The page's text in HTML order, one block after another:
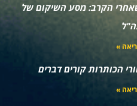
הקרב: מסע השיקום של
»
הכותרות קורים דברים
»